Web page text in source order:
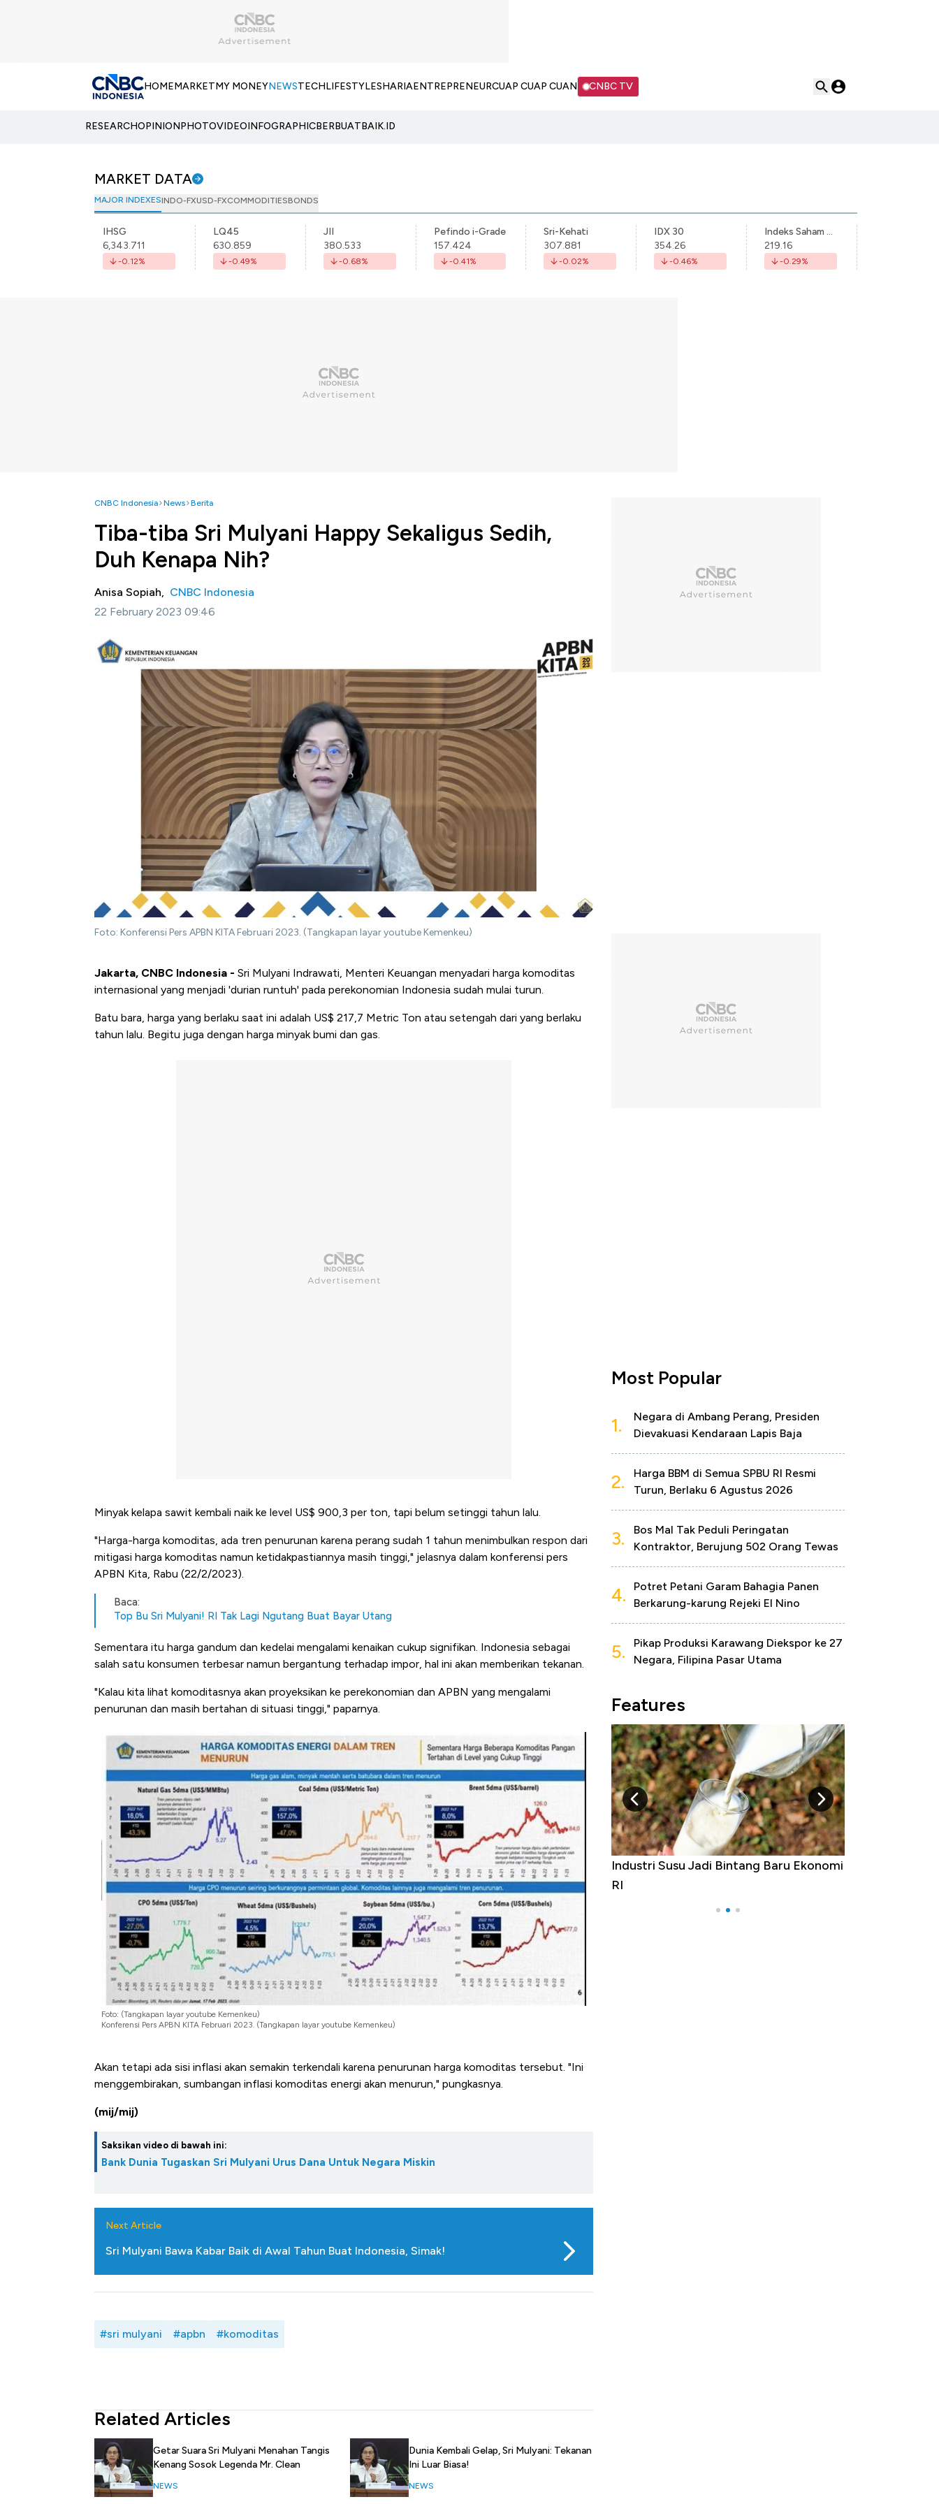
HOMEMARKETMY MONEYNEWSTECHLIFESTYLESHARIAENTREPRENEURCUAP CUAP CUAN CNBC TV
RESEARCHOPINIONPHOTOVIDEOINFOGRAPHICBERBUATBAIK.ID
MARKET DATA
MAJOR INDEXESINDO-FXUSD-FXCOMMODITIESBONDS
IHSG
6,343.711
-0.12%
LQ45
630.859
-0.49%
JII
380.533
-0.68%
Pefindo i-Grade
157.424
-0.41%
Sri-Kehati
307.881
-0.02%
IDX 30
354.26
-0.46%
Indeks Saham Syariah Indonesia
219.16
-0.29%
CNBC Indonesia News Berita
Tiba-tiba Sri Mulyani Happy Sekaligus Sedih,
Duh Kenapa Nih?
Anisa Sopiah, CNBC Indonesia
22 February 2023 09:46
Foto: Konferensi Pers APBN KITA Februari 2023. (Tangkapan layar youtube Kemenkeu)
Jakarta, CNBC Indonesia - Sri Mulyani Indrawati, Menteri Keuangan menyadari harga komoditas
internasional yang menjadi 'durian runtuh' pada perekonomian Indonesia sudah mulai turun.
Batu bara, harga yang berlaku saat ini adalah US$ 217,7 Metric Ton atau setengah dari yang berlaku
tahun lalu. Begitu juga dengan harga minyak bumi dan gas.
Minyak kelapa sawit kembali naik ke level US$ 900,3 per ton, tapi belum setinggi tahun lalu.
"Harga-harga komoditas, ada tren penurunan karena perang sudah 1 tahun menimbulkan respon dari
mitigasi harga komoditas namun ketidakpastiannya masih tinggi," jelasnya dalam konferensi pers
APBN Kita, Rabu (22/2/2023).
Baca:
Top Bu Sri Mulyani! RI Tak Lagi Ngutang Buat Bayar Utang
Sementara itu harga gandum dan kedelai mengalami kenaikan cukup signifikan. Indonesia sebagai
salah satu konsumen terbesar namun bergantung terhadap impor, hal ini akan memberikan tekanan.
"Kalau kita lihat komoditasnya akan proyeksikan ke perekonomian dan APBN yang mengalami
penurunan dan masih bertahan di situasi tinggi," paparnya.
Foto: (Tangkapan layar youtube Kemenkeu)
Konferensi Pers APBN KITA Februari 2023. (Tangkapan layar youtube Kemenkeu)
Akan tetapi ada sisi inflasi akan semakin terkendali karena penurunan harga komoditas tersebut. "Ini
menggembirakan, sumbangan inflasi komoditas energi akan menurun," pungkasnya.
(mij/mij)
Saksikan video di bawah ini:
Bank Dunia Tugaskan Sri Mulyani Urus Dana Untuk Negara Miskin
Next Article
Sri Mulyani Bawa Kabar Baik di Awal Tahun Buat Indonesia, Simak!
#sri mulyani #apbn #komoditas
Related Articles
Getar Suara Sri Mulyani Menahan Tangis
Kenang Sosok Legenda Mr. Clean
NEWS
Dunia Kembali Gelap, Sri Mulyani: Tekanan
Ini Luar Biasa!
NEWS
Most Popular
1.
Negara di Ambang Perang, Presiden
Dievakuasi Kendaraan Lapis Baja
2.
Harga BBM di Semua SPBU RI Resmi
Turun, Berlaku 6 Agustus 2026
3.
Bos Mal Tak Peduli Peringatan
Kontraktor, Berujung 502 Orang Tewas
4.
Potret Petani Garam Bahagia Panen
Berkarung-karung Rejeki El Nino
5.
Pikap Produksi Karawang Diekspor ke 27
Negara, Filipina Pasar Utama
Features
Bangkit dari Kubur! Bisnis Furniture &
Alas Kaki Tumbuh Double Digit
Industri Susu Jadi Bintang Baru Ekonomi
RI